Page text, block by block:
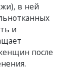
в ней
и
после